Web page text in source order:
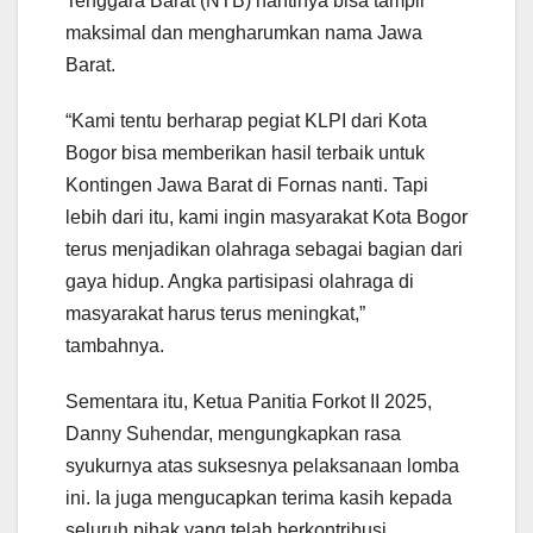
maksimal dan mengharumkan nama Jawa
Barat.
“Kami tentu berharap pegiat KLPI dari Kota
Bogor bisa memberikan hasil terbaik untuk
Kontingen Jawa Barat di Fornas nanti. Tapi
lebih dari itu, kami ingin masyarakat Kota Bogor
terus menjadikan olahraga sebagai bagian dari
gaya hidup. Angka partisipasi olahraga di
masyarakat harus terus meningkat,”
tambahnya.
Sementara itu, Ketua Panitia Forkot II 2025,
Danny Suhendar, mengungkapkan rasa
syukurnya atas suksesnya pelaksanaan lomba
ini. Ia juga mengucapkan terima kasih kepada